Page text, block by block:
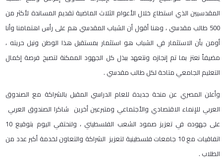
المقدسيين الذي استطاع خلال الأعوام الثلاث الماضية تقديم المساندة لأكثر من
500 طالب مقدسي ، وهنا أقول أن الشباب المقدسي هم على رأس اهتمامنا وأنا
أومن بأن الاستثمار في الشباب هو استثمار بمستقبل هذا الوطن ونيل حريته ،
مضيفاً نعتز بما تم إنجازه ونتعهد ببذل كل الجهود الممكنة لتصبح فرصة إكمال
التعليم الجامعي متاحة لكل طالب مقدسي .
وأعلن المصري عن منحة جديدة للعام الدراسي المقبل بالشراكة مع الصندوق
العربي للإنماء الاقتصادي والأجتماعي ومتبرعين أخرين شاكرا الصندوق العربي
على جهوده في تعزيز صمود الشعب الفلسطيني ، ولنحتفي اليوم بتوقيع 10
اتفاقيات مع 10 جامعات فلسطينية لتعزيز الشراكة والتعاون لخدمة أكبر عدد من
الطلاب .